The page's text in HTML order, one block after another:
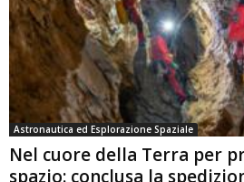
Astronautica ed Esplorazione Spaziale
Nel cuore della Terra per
spazio: conclusa la